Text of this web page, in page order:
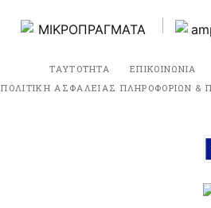
ΤΑΥΤΟΤΗΤΑ ΕΠΙΚΟΙΝΩΝΙΑ
ΠΟΛΙΤΙΚΗ ΑΣΦΑΛΕΙΑΣ ΠΛΗΡΟΦΟΡΙΩΝ &